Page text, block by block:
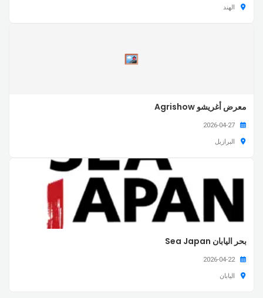
الهند
معرض أغريشو Agrishow
البرازيل
بحر اليابان Sea Japan
2026-04-22
اليابان